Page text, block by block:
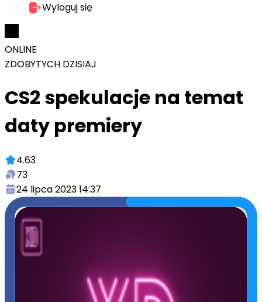
Wyloguj się
ONLINE
ZDOBYTYCH DZISIAJ
CS2 spekulacje na temat
daty premiery
4.63
73
24 lipca 2023 14:37